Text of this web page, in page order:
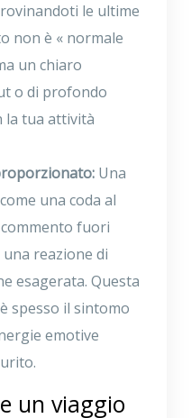
le ultime
non è « normale
un chiaro
o di profondo
la tua attività
Una
una coda al
fuori
reazione di
esagerata. Questa
spesso il sintomo
emotive
un viaggio